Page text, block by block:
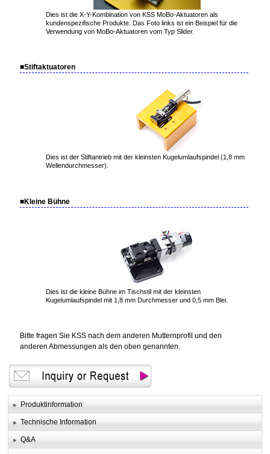
Dies ist die X-Y-Kombination von KSS MoBo-Aktuatoren als
kundenspezifische Produkte. Das Foto links ist ein Beispiel für die
Verwendung von MoBo-Aktuatoren vom Typ Slider.
■Stiftaktuatoren
Dies ist der Stiftantrieb mit der kleinsten Kugelumlaufspindel (1,8 mm
Wellendurchmesser).
■Kleine Bühne
Dies ist die kleine Bühne im Tischstil mit der kleinsten
Kugelumlaufspindel mit 1,8 mm Durchmesser und 0,5 mm Blei.
Bitte fragen Sie KSS nach dem anderen Mutternprofil und den
anderen Abmessungen als den oben genannten.
Produktinformation
Technische Information
Q&A